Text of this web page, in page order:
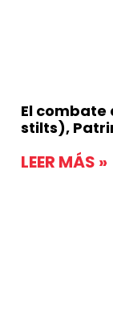
El combate
stilts),
LEER MÁS »